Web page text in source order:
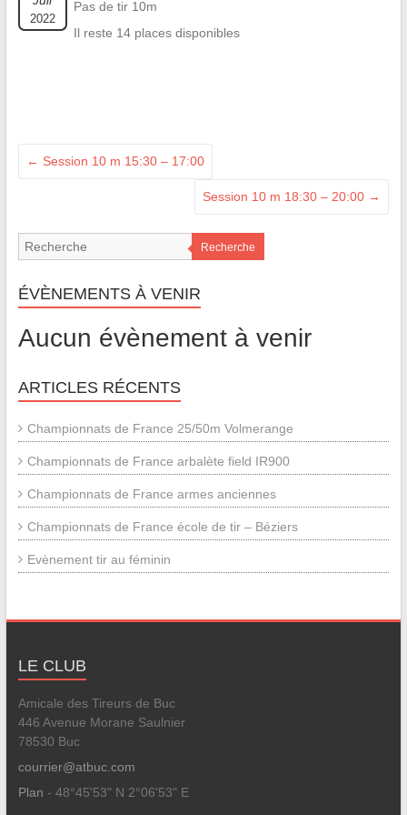
2022
Pas de tir 10m
Il reste 14 places disponibles
← Session 10 m 15:30 – 17:00
Session 10 m 18:30 – 20:00 →
Recherche
ÉVÈNEMENTS À VENIR
Aucun évènement à venir
ARTICLES RÉCENTS
Championnats de France 25/50m Volmerange
Championnats de France arbalète field IR900
Championnats de France armes anciennes
Championnats de France école de tir – Béziers
Evènement tir au féminin
LE CLUB
Amicale des Tireurs de Buc
446 Avenue Morane Saulnier
78530 Buc
courrier@atbuc.com
Plan - 48°45'53" N 2°06'53" E